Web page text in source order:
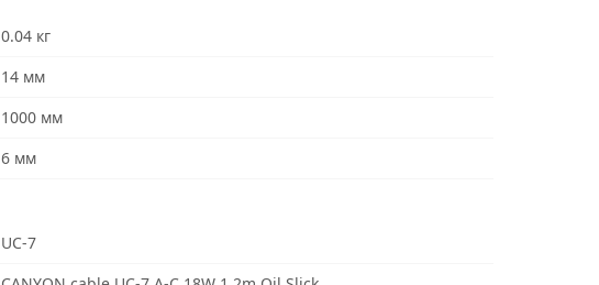
0.04 кг
14 мм
1000 мм
6 мм
UC-7